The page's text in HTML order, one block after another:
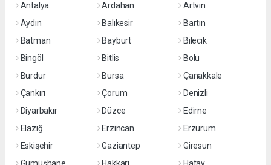
Antalya
Ardahan
Artvin
Aydın
Balıkesir
Bartın
Batman
Bayburt
Bilecik
Bingöl
Bitlis
Bolu
Burdur
Bursa
Çanakkale
Çankırı
Çorum
Denizli
Diyarbakır
Düzce
Edirne
Elazığ
Erzincan
Erzurum
Eskişehir
Gaziantep
Giresun